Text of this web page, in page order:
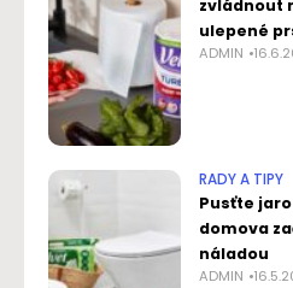
zvládnout
ulepené
ADMIN
RADY A TIPY
Pusťte
domova
náladou
ADMIN